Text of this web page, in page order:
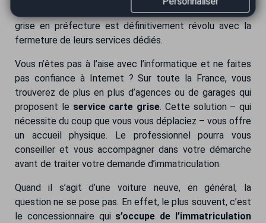
Immatriculation ». Le temps des demandes de carte
grise en préfecture est définitivement révolu avec la
fermeture de leurs services dédiés.
Vous n’êtes pas à l’aise avec l’informatique et ne faites
pas confiance à Internet ? Sur toute la France, vous
trouverez de plus en plus d’agences ou de garages qui
proposent le service carte grise. Cette solution – qui
nécessite du coup que vous vous déplaciez – vous offre
un accueil physique. Le professionnel pourra vous
conseiller et vous accompagner dans votre démarche
avant de traiter votre demande d’immatriculation.
Quand il s’agit d’une voiture neuve, en général, la
question ne se pose pas. En effet, le plus souvent, c’est
le concessionnaire qui s’occupe de l’immatriculation